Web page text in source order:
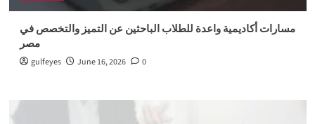
مسارات أكاديمية واعدة للطلاب الباحثين عن التميز والتخصص في
مصر
gulfeyes June 16, 2026 0